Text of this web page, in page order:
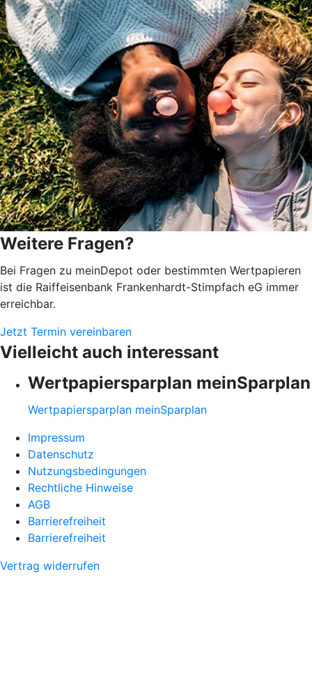
Weitere Fragen?
Bei Fragen zu meinDepot oder bestimmten Wertpapieren
ist die Raiffeisenbank Frankenhardt-Stimpfach eG immer
erreichbar.
Jetzt Termin vereinbaren
Vielleicht auch interessant
Wertpapiersparplan meinSparplan
Wertpapiersparplan meinSparplan
Impressum
Datenschutz
Nutzungsbedingungen
Rechtliche Hinweise
AGB
Barrierefreiheit
Barrierefreiheit
Vertrag widerrufen